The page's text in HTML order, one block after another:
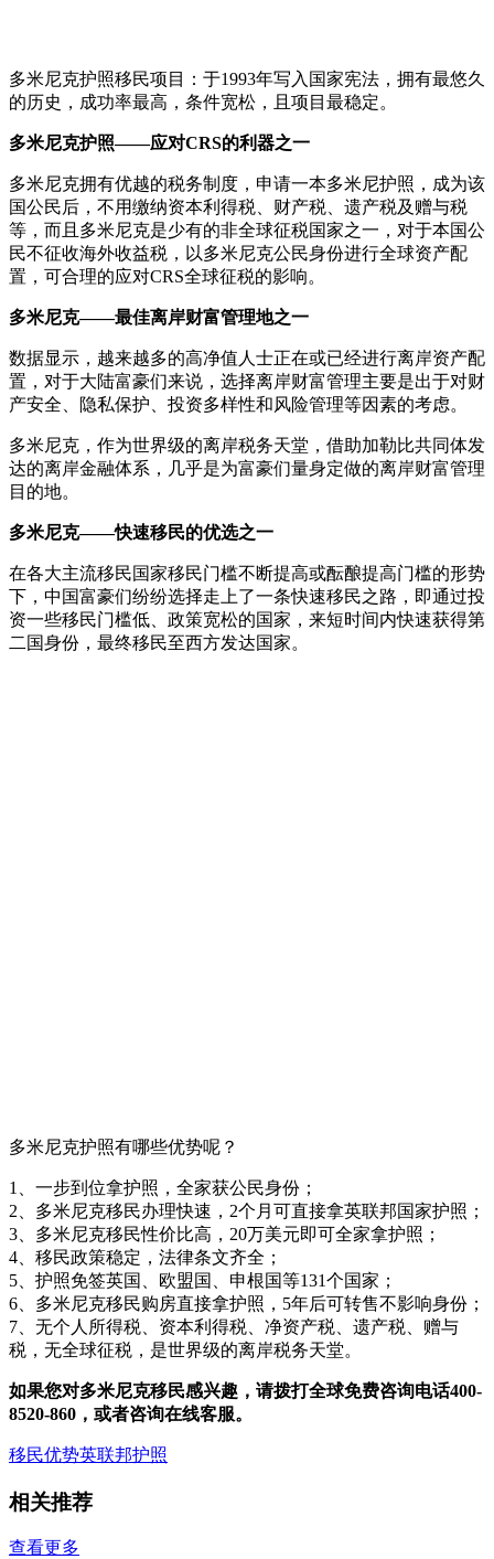
多米尼克护照移民项目：于1993年写入国家宪法，拥有最悠久
的历史，成功率最高，条件宽松，且项目最稳定。
多米尼克护照——应对CRS的利器之一
多米尼克拥有优越的税务制度，申请一本多米尼护照，成为该
国公民后，不用缴纳资本利得税、财产税、遗产税及赠与税
等，而且多米尼克是少有的非全球征税国家之一，对于本国公
民不征收海外收益税，以多米尼克公民身份进行全球资产配
置，可合理的应对CRS全球征税的影响。
多米尼克——最佳离岸财富管理地之一
数据显示，越来越多的高净值人士正在或已经进行离岸资产配
置，对于大陆富豪们来说，选择离岸财富管理主要是出于对财
产安全、隐私保护、投资多样性和风险管理等因素的考虑。
多米尼克，作为世界级的离岸税务天堂，借助加勒比共同体发
达的离岸金融体系，几乎是为富豪们量身定做的离岸财富管理
目的地。
多米尼克——快速移民的优选之一
在各大主流移民国家移民门槛不断提高或酝酿提高门槛的形势
下，中国富豪们纷纷选择走上了一条快速移民之路，即通过投
资一些移民门槛低、政策宽松的国家，来短时间内快速获得第
二国身份，最终移民至西方发达国家。
多米尼克护照有哪些优势呢？
1、一步到位拿护照，全家获公民身份；
2、多米尼克移民办理快速，2个月可直接拿英联邦国家护照；
3、多米尼克移民性价比高，20万美元即可全家拿护照；
4、移民政策稳定，法律条文齐全；
5、护照免签英国、欧盟国、申根国等131个国家；
6、多米尼克移民购房直接拿护照，5年后可转售不影响身份；
7、无个人所得税、资本利得税、净资产税、遗产税、赠与
税，无全球征税，是世界级的离岸税务天堂。
如果您对多米尼克移民感兴趣，请拨打全球免费咨询电话400-
8520-860，或者咨询在线客服。
移民优势英联邦护照
相关推荐
查看更多